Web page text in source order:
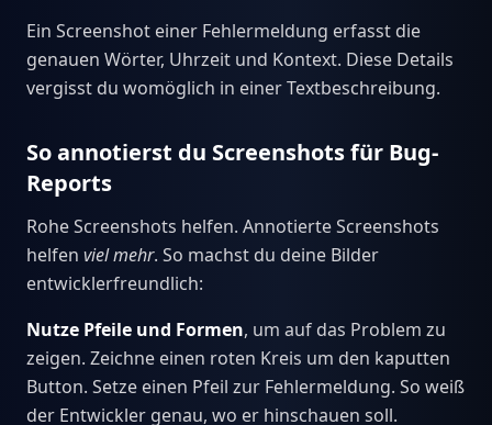
Ein Screenshot einer Fehlermeldung erfasst die
genauen Wörter, Uhrzeit und Kontext. Diese Details
vergisst du womöglich in einer Textbeschreibung.
So annotierst du Screenshots für Bug-
Reports
Rohe Screenshots helfen. Annotierte Screenshots
helfen viel mehr. So machst du deine Bilder
entwicklerfreundlich:
Nutze Pfeile und Formen, um auf das Problem zu
zeigen. Zeichne einen roten Kreis um den kaputten
Button. Setze einen Pfeil zur Fehlermeldung. So weiß
der Entwickler genau, wo er hinschauen soll.